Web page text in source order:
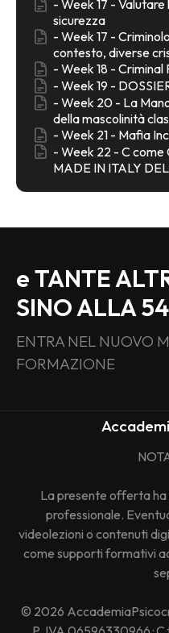
- Week 17 -
sicurezza
- Week 17 -
contesto, diverse
- Week 18 -
- Week 19 -
- Week 20 - La
della mascolinità
- Week 21 - Mafia
- Week 22 - C come
MADE IN ITALY
e TANTE
SINO ALLA 54
ENTRA NEL NUOVO
FORMAZIONE
La presente offerta
professionale.
videolezioni o contenuti
come supporti formativi
© 2026